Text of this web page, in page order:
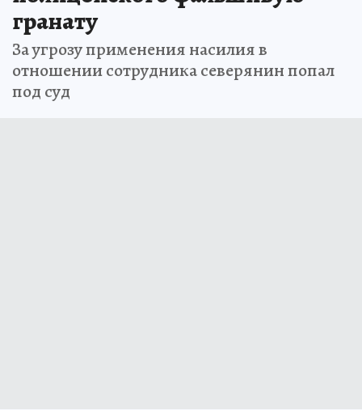
гранату
За угрозу применения насилия в
отношении сотрудника северянин попал
под суд